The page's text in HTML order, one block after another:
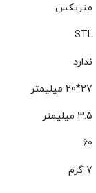
متریکس
STL
ندارد
27*20 میلیمتر
3.5 میلیمتر
60
7 گرم